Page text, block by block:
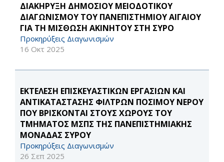
ΔΙΑΚΗΡΥΞΗ ΔΗΜΟΣΙΟΥ ΜΕΙΟΔΟΤΙΚΟΥ
ΔΙΑΓΩΝΙΣΜΟΥ ΤΟΥ ΠΑΝΕΠΙΣΤΗΜΙΟΥ ΑΙΓΑΙΟΥ
ΓΙΑ ΤΗ ΜΙΣΘΩΣΗ ΑΚΙΝΗΤOY ΣΤΗ ΣΥΡΟ
Προκηρύξεις Διαγωνισμών
16 Οκτ 2025
ΕΚΤΕΛΕΣΗ ΕΠΙΣΚΕΥΑΣΤΙΚΩΝ ΕΡΓΑΣΙΩΝ ΚΑΙ
ΑΝΤΙΚΑΤΑΣΤΑΣΗΣ ΦΙΛΤΡΩΝ ΠΟΣΙΜΟΥ ΝΕΡΟΥ
ΠΟΥ ΒΡΙΣΚΟΝΤΑΙ ΣΤΟΥΣ ΧΩΡΟΥΣ ΤΟΥ
ΤΜΗΜΑΤΟΣ ΜΣΠΣ ΤΗΣ ΠΑΝΕΠΙΣΤΗΜΙΑΚΗΣ
ΜΟΝΑΔΑΣ ΣΥΡΟΥ
Προκηρύξεις Διαγωνισμών
26 Σεπ 2025